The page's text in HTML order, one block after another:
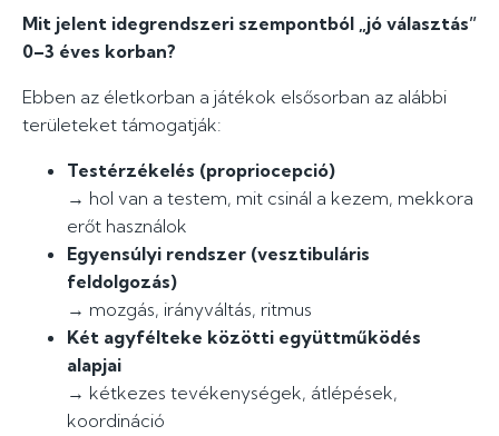
Mit jelent idegrendszeri szempontból „jó választás”
0–3 éves korban?
Ebben az életkorban a játékok elsősorban az alábbi
területeket támogatják:
Testérzékelés (propriocepció)
→ hol van a testem, mit csinál a kezem, mekkora
erőt használok
Egyensúlyi rendszer (vesztibuláris
feldolgozás)
→ mozgás, irányváltás, ritmus
Két agyfélteke közötti együttműködés
alapjai
→ kétkezes tevékenységek, átlépések,
koordináció